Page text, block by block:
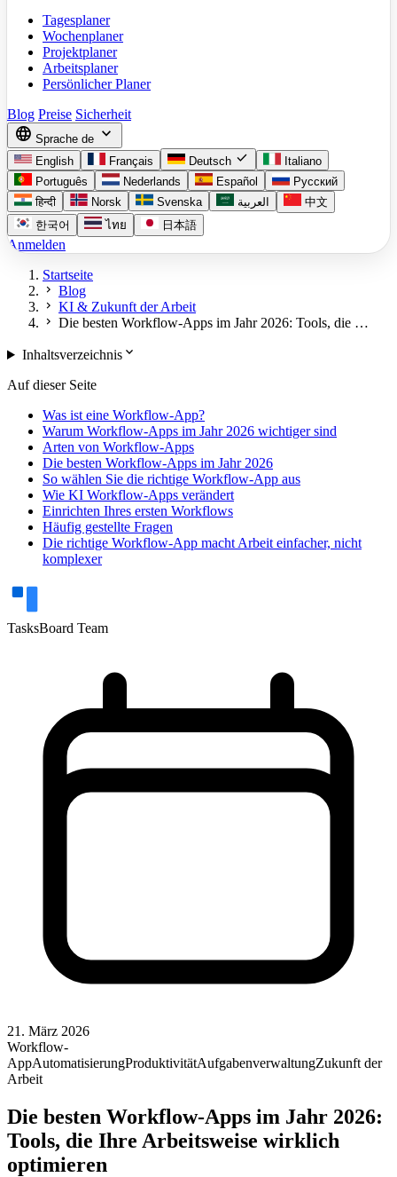
Tagesplaner
Wochenplaner
Projektplaner
Arbeitsplaner
Persönlicher Planer
Blog Preise Sicherheit
language Sprache de expand_more
English Français Deutsch check
Italiano
Português
Nederlands Español
Русский
हिन्दी
Norsk Svenska العربية
中文
한국어
ไทย 日本語
Anmelden
Startseite
chevron_right Blog
chevron_right KI & Zukunft der Arbeit
chevron_right Die besten Workflow-Apps im Jahr 2026: Tools, die …
Inhaltsverzeichnisexpand_more
Auf dieser Seite
Was ist eine Workflow-App?
Warum Workflow-Apps im Jahr 2026 wichtiger sind
Arten von Workflow-Apps
Die besten Workflow-Apps im Jahr 2026
So wählen Sie die richtige Workflow-App aus
Wie KI Workflow-Apps verändert
Einrichten Ihres ersten Workflows
Häufig gestellte Fragen
Die richtige Workflow-App macht Arbeit einfacher, nicht
komplexer
TasksBoard Team
21. März 2026
Workflow-
AppAutomatisierungProduktivitätAufgabenverwaltungZukunft der
Arbeit
Die besten Workflow-Apps im Jahr 2026:
Tools, die Ihre Arbeitsweise wirklich
optimieren